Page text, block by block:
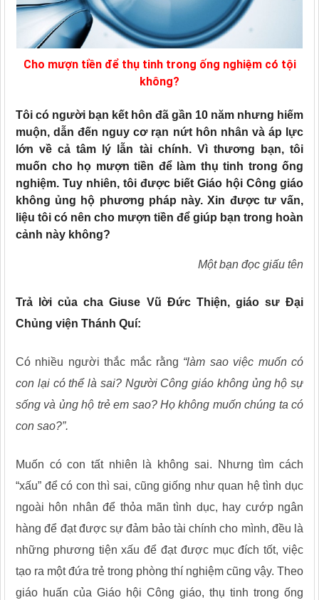
Cho mượn tiền để thụ tinh trong ống nghiệm có tội
không?
Tôi có người bạn kết hôn đã gần 10 năm nhưng hiếm
muộn, dẫn đến nguy cơ rạn nứt hôn nhân và áp lực
lớn về cả tâm lý lẫn tài chính. Vì thương bạn, tôi
muốn cho họ mượn tiền để làm thụ tinh trong ống
nghiệm. Tuy nhiên, tôi được biết Giáo hội Công giáo
không ủng hộ phương pháp này. Xin được tư vấn,
liệu tôi có nên cho mượn tiền để giúp bạn trong hoàn
cảnh này không?
Một bạn đọc giấu tên
Trả lời của cha Giuse Vũ Đức Thiện, giáo sư Đại
Chủng viện Thánh Quí:
Có nhiều người thắc mắc rằng “làm sao việc muốn có
con lại có thể là sai? Người Công giáo không ủng hộ sự
sống và ủng hộ trẻ em sao? Họ không muốn chúng ta có
con sao?”.
Muốn có con tất nhiên là không sai. Nhưng tìm cách
“xấu” để có con thì sai, cũng giống như quan hệ tình dục
ngoài hôn nhân để thỏa mãn tình dục, hay cướp ngân
hàng để đạt được sự đảm bảo tài chính cho mình, đều là
những phương tiện xấu để đạt được mục đích tốt, việc
tạo ra một đứa trẻ trong phòng thí nghiệm cũng vậy. Theo
giáo huấn của Giáo hội Công giáo, thụ tinh trong ống